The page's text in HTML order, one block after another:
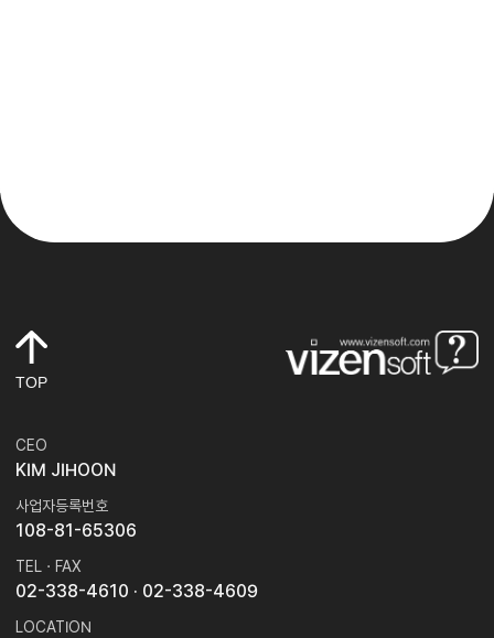
TOP
CEO
KIM JIHOON
사업자등록번호
108-81-65306
TEL · FAX
02-338-4610 · 02-338-4609
LOCATION